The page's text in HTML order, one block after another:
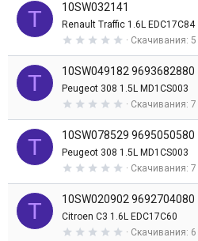
T 10SW032141
Renault Traffic 1.6L EDC17C84
0
0
в
е
з
д
Скачивания 5
T 10SW049182 9693682880
Peugeot 308 1.5L MD1CS003
0
0
в
е
з
д
Скачивания 7
T 10SW078529 9695050580
Peugeot 308 1.5L MD1CS003
0
0
з
в
е
Скачивания 7
T 10SW020902 9692704080
Citroen C3 1.6L EDC17C60
0 Скачивания 6